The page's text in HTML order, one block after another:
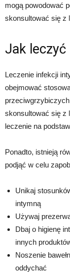
mogą powodować
skonsultować się z
Jak
Leczenie infekcji
obejmować
skonsultować się z
leczenie na
Ponadto, istnieją
podjąć w celu
Unikaj
intymną
Używaj
Dbaj o higienę
innych
Noszenie
oddychać